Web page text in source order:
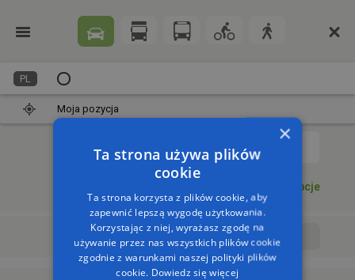
PL
Moja pozycja
Opcje
Wyrusz teraz Wyrusz o:
×
Ta strona używa plików
cookie
Ta strona korzysta z plików cookie, aby
zapewnić lepszą wygodę użytkowania.
Korzystając z niej, wyrażasz zgodę na
używanie przez nas wszystkich plików cookie
zgodnie z warunkami naszej polityki plików
cookie. Dowiedz się więcej